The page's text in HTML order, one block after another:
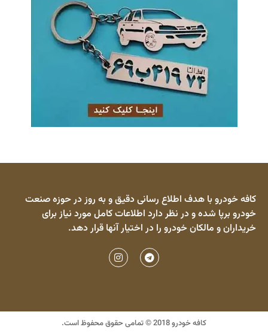
کافه خودرو با هدف اطلاع رسانی دقیق و به روز در حوزه صنعت
خودرو برپا شده و در نظر دارد اطلاعات کامل مورد نیاز برای
خریداران و مالکان خودرو را در اختیار آنها قرار دهد.
کافه خودرو 2018 © تمامی حقوق محفوظ است.